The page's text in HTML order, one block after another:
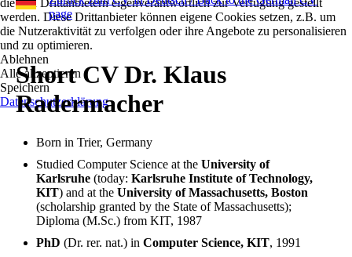
page
Short CV Dr. Klaus
Radermacher
Born in Trier, Germany
Studied Computer Science at the University of
Karlsruhe (today: Karlsruhe Institute of Technology,
KIT) and at the University of Massachusetts, Boston
(scholarship granted by the State of Massachusetts);
Diploma (M.Sc.) from KIT, 1987
PhD (Dr. rer. nat.) in Computer Science, KIT, 1991
die von Drittanbietern eigenverantwortlich zur Verfügung gestellt
werden. Diese Drittanbieter können eigene Cookies setzen, z.B. um
die Nutzeraktivität zu verfolgen oder ihre Angebote zu personalisieren
und zu optimieren.
Ablehnen
Alle akzeptieren
Speichern
Datenschutzerklärung